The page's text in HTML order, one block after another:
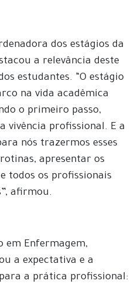
dos estágios da
a relevância deste
estudantes. “O estágio
na vida acadêmica
o primeiro passo,
vivência profissional. E a
nós trazermos esses
apresentar os
todos os profissionais
afirmou.
em Enfermagem,
a expectativa e a
a prática profissional: